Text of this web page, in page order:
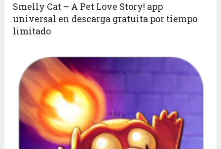
Smelly Cat – A Pet Love Story! app
universal en descarga gratuita por tiempo
limitado